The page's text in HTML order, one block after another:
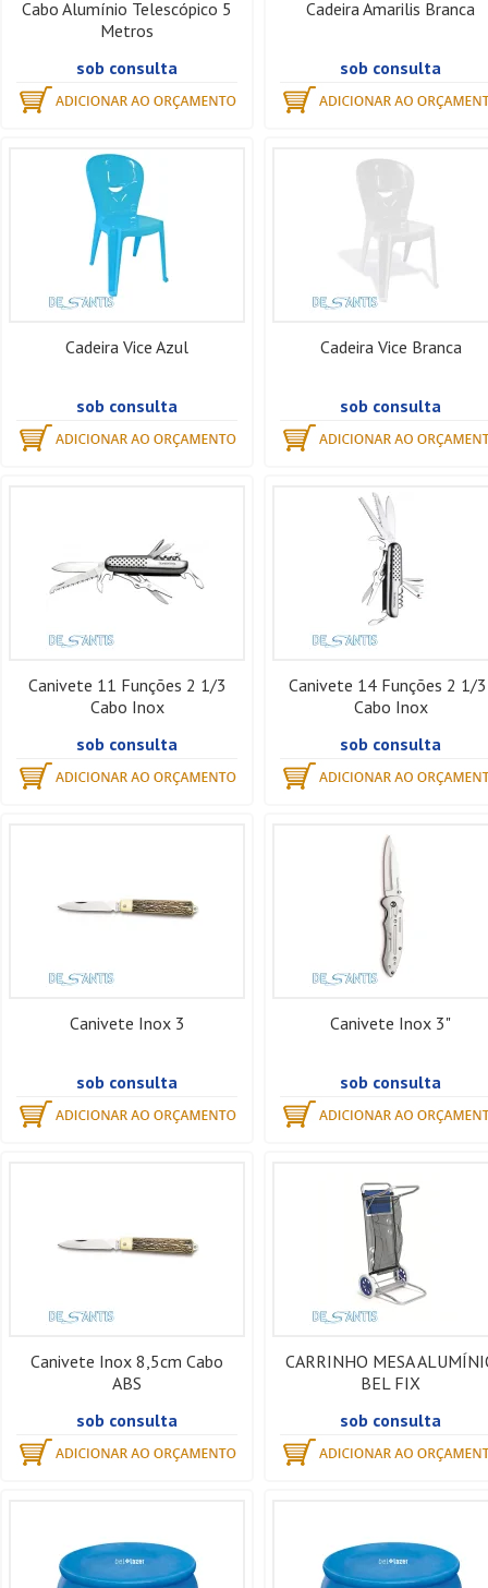
Cabo Alumínio Telescópico 5
Metros
sob consulta
Cadeira Amarilis Branca
sob consulta
Cadeira Vice Azul
sob consulta
Cadeira Vice Branca
sob consulta
Canivete 11 Funções 2 1/3
Cabo Inox
sob consulta
Canivete 14 Funções 2 1/
Cabo Inox
sob consulta
Canivete Inox 3
sob consulta
Canivete Inox 3"
sob consulta
Canivete Inox 8,5cm Cabo
ABS
sob consulta
CARRINHO MESA
BEL FIX
sob consulta